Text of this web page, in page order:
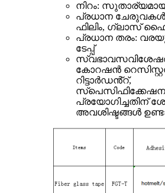
നിറം:
പ്രധാന ചേരുവകൾ:
ഫിലിം, ഗ്ലാസ്
പ്രധാന തരം:
ടേപ്പ്
കോറഷൻ
റിട്ടാർഡൻ്റ്,
പ്രയോഗിച്ചതിന്
അവശിഷ്ടങ്ങൾ